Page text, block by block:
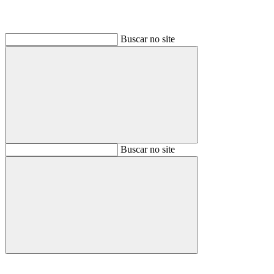
Buscar no site
BuscarBuscar no site
Buscar